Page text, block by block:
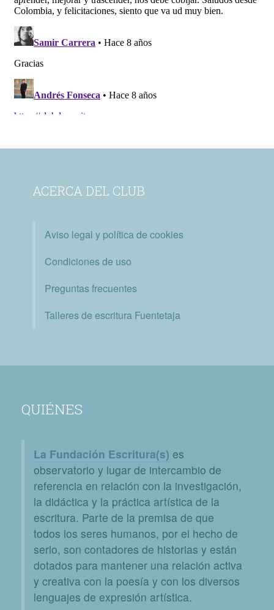
ACERCA DEL CLUB
Aviso legal y política de cookies
Condiciones de uso
Preguntas frecuentes
Talleres de escritura Fuentetaja
QUIÉNES
La Fundación Escritura(s) es
observatorio y lugar de intercambio de
referencia en relación con la investigación,
la didáctica y la práctica artística de la
escritura. Parte de la premisa de que
todos los seres humanos, por el hecho de
serlo, son contadores de historias y están
dotados para mantener una relación activa
y creativa con la poesía y con los diversos
lenguajes de expresión artística.